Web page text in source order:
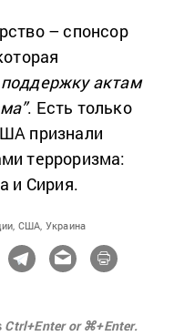
– спонсор
актам
. Есть только
признали
терроризма:
и Сирия.
США, Украина
Ctrl+Enter or ⌘+Enter.